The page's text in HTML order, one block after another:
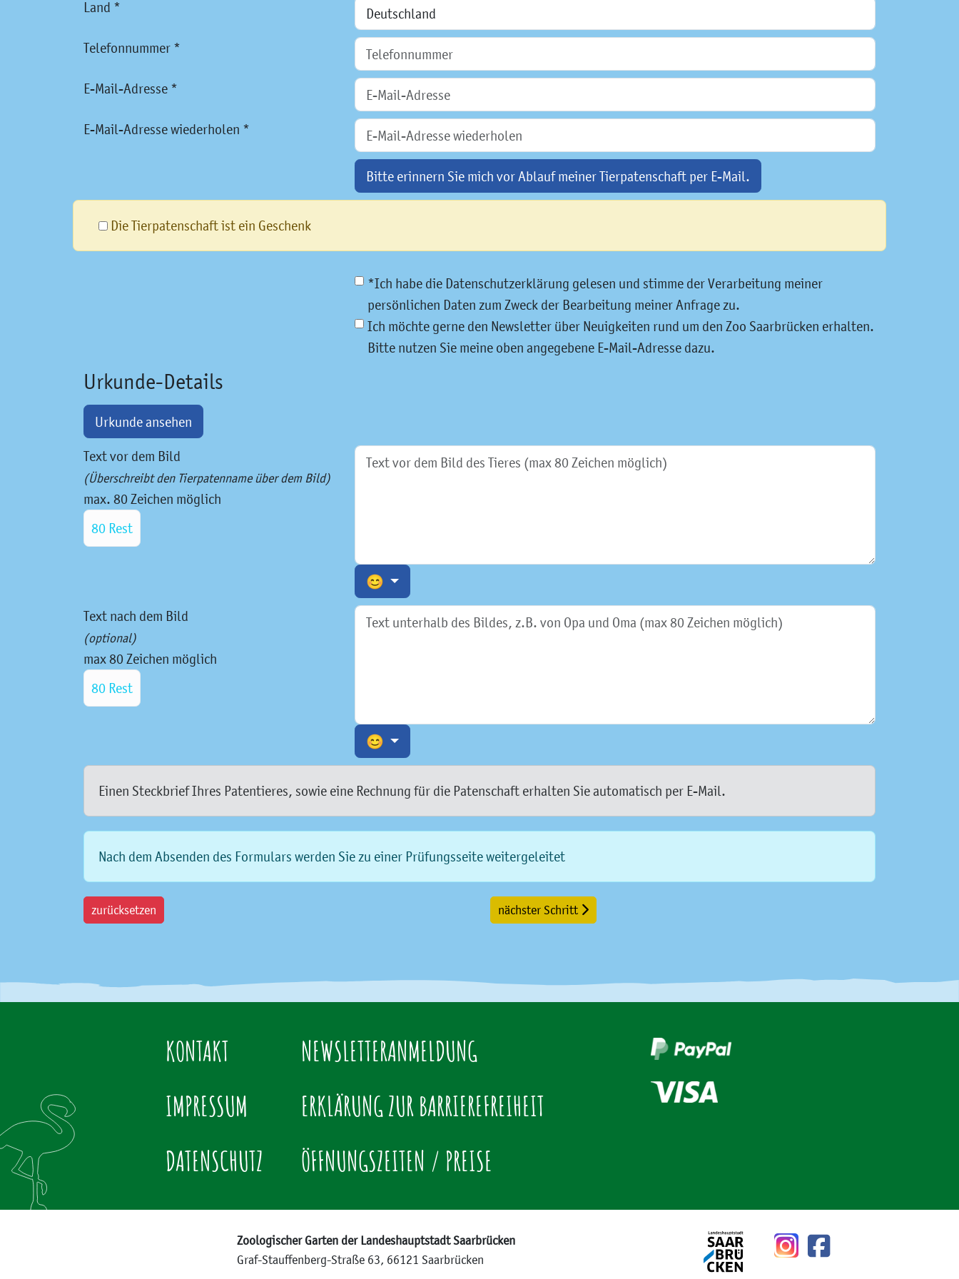
Land *
Telefonnummer *
E-Mail-Adresse *
E-Mail-Adresse wiederholen *
Bitte erinnern Sie mich vor Ablauf meiner Tierpatenschaft per E-Mail.
Die Tierpatenschaft ist ein Geschenk
*Ich habe die Datenschutzerklärung gelesen und stimme der Verarbeitung meiner
persönlichen Daten zum Zweck der Bearbeitung meiner Anfrage zu.
Ich möchte gerne den Newsletter über Neuigkeiten rund um den Zoo Saarbrücken erhalten.
Bitte nutzen Sie meine oben angegebene E-Mail-Adresse dazu.
Urkunde-Details
Urkunde ansehen
Text vor dem Bild
(Überschreibt den Tierpatenname über dem Bild)
max. 80 Zeichen möglich
80 Rest
😊
Text nach dem Bild
(optional)
max 80 Zeichen möglich
80 Rest
😊
Einen Steckbrief Ihres Patentieres, sowie eine Rechnung für die Patenschaft erhalten Sie automatisch per E-Mail.
Nach dem Absenden des Formulars werden Sie zu einer Prüfungsseite weitergeleitet
zurücksetzen nächster Schritt
KONTAKT
IMPRESSUM
DATENSCHUTZ
NEWSLETTERANMELDUNG
ERKLÄRUNG ZUR BARRIEREFREIHEIT
ÖFFNUNGSZEITEN / PREISE
Zoologischer Garten der Landeshauptstadt Saarbrücken
Graf-Stauffenberg-Straße 63, 66121 Saarbrücken
Instagram